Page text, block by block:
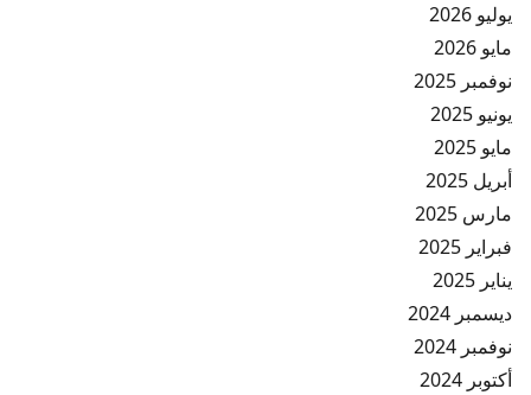
يوليو 2026
مايو 2026
نوفمبر 2025
يونيو 2025
مايو 2025
أبريل 2025
مارس 2025
فبراير 2025
يناير 2025
ديسمبر 2024
نوفمبر 2024
أكتوبر 2024